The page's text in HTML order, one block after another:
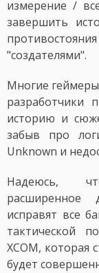
измерение /
завершить
"создателями".
Многие геймеры
разработчики
историю и
забыв про
Unknown и
Надеюсь,
расширенное
исправят все
тактической
XCOM, которая
будет